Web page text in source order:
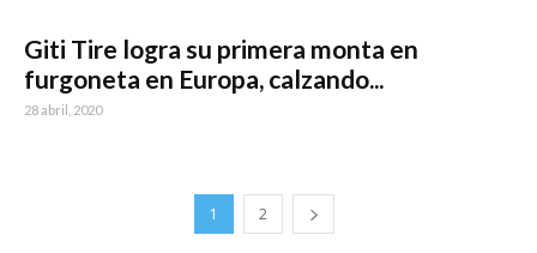
Giti Tire logra su primera monta en
furgoneta en Europa, calzando...
28 abril, 2020
1 2